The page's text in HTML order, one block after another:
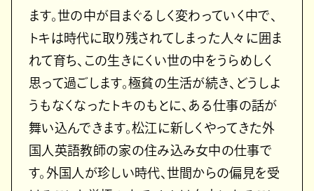
ます。世の中が目まぐるしく変わっていく中で、
トキは時代に取り残されてしまった人々に囲ま
れて育ち、この生きにくい世の中をうらめしく
思って過ごします。極貧の生活が続き、どうしよ
うもなくなったトキのもとに、ある仕事の話が
舞い込んできます。松江に新しくやってきた外
国人英語教師の家の住み込み女中の仕事で
す。外国人が珍しい時代、世間からの偏見を受